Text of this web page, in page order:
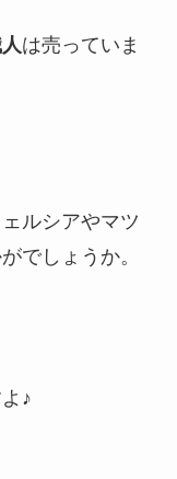
は売っていま
ルシアやマツ
でしょうか。
♪